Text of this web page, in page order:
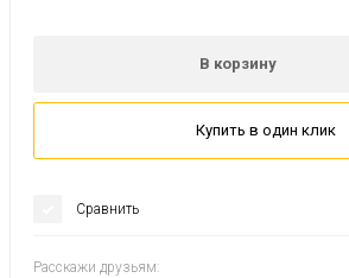
В корзину
Купить в один клик
Сравнить
Расскажи друзьям: